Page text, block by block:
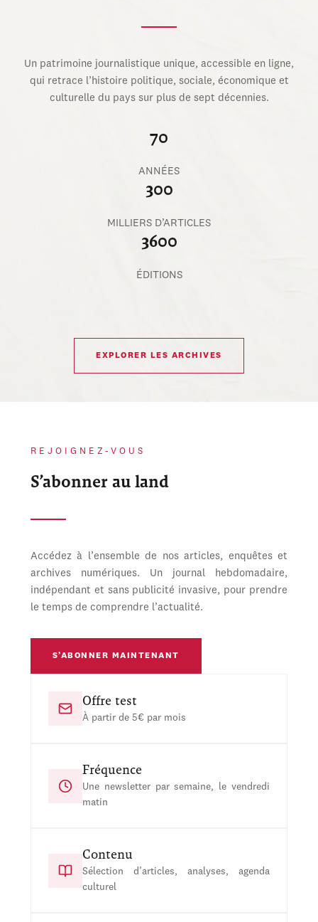
Un patrimoine journalistique unique, accessible en ligne,
qui retrace l’histoire politique, sociale, économique et
culturelle du pays sur plus de sept décennies.
70
ANNÉES
300
MILLIERS D’ARTICLES
3600
ÉDITIONS
EXPLORER LES ARCHIVES
REJOIGNEZ-VOUS
S’abonner au land
Accédez à l’ensemble de nos articles, enquêtes et
archives numériques. Un journal hebdomadaire,
indépendant et sans publicité invasive, pour prendre
le temps de comprendre l’actualité.
S’ABONNER MAINTENANT
Offre test
À partir de 5€ par mois
Fréquence
Une newsletter par semaine, le vendredi
matin
Contenu
Sélection d’articles, analyses, agenda
culturel